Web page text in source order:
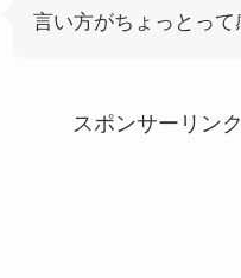
言い方がちょっとって
スポンサーリンク